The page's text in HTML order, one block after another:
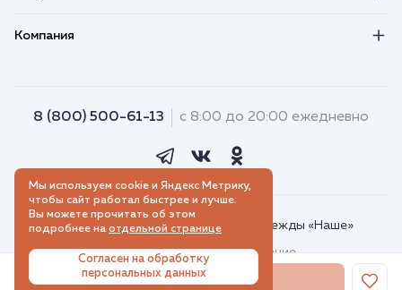
В корзину
Компания
8 (800) 500-61-13 с 8:00 до 20:00 ежедневно
© 2018–2026. Интернет-магазин одежды «Наше»
Пользовательское соглашение
Порядок использования Яндекс Метрики
Мы используем cookie и Яндекс Метрику,
чтобы сайт работал быстрее и лучше.
Вы можете прочитать об этом
подробнее на отдельной странице
Согласен на обработку
персональных данных